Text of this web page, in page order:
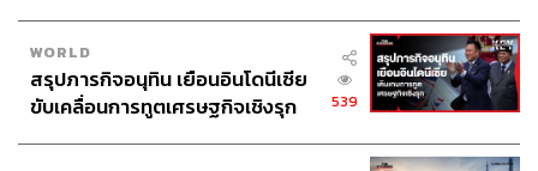
WORLD
สรุปภารกิจอนุทิน เยือนอินโดนีเซีย
ขับเคลื่อนการทูตเศรษฐกิจเชิงรุก
539